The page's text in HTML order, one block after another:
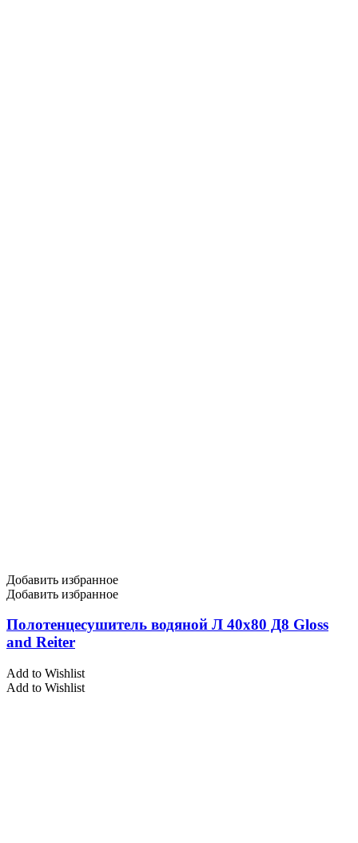
Добавить избранное
Добавить избранное
Полотенцесушитель водяной Л 40х80 Д8 Gloss
and Reiter
Add to Wishlist
Add to Wishlist